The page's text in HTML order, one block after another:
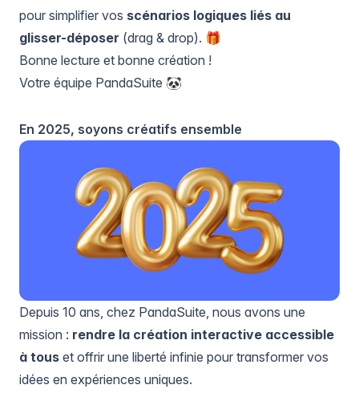
pour simplifier vos scénarios logiques liés au
glisser-déposer (drag & drop). 🎁
Bonne lecture et bonne création !
Votre équipe PandaSuite 🐼
En 2025, soyons créatifs ensemble
Depuis 10 ans, chez PandaSuite, nous avons une
mission : rendre la création interactive accessible
à tous et offrir une liberté infinie pour transformer vos
idées en expériences uniques.